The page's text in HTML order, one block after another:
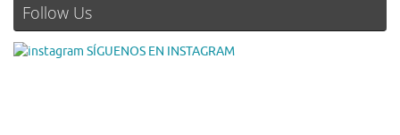
Follow Us
SÍGUENOS EN INSTAGRAM